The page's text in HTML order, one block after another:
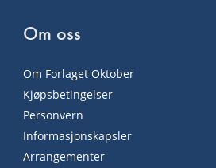
Om oss
Om Forlaget Oktober
Kjøpsbetingelser
Personvern
Informasjonskapsler
Arrangementer